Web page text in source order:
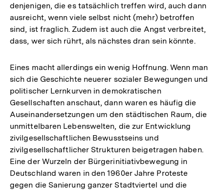
denjenigen, die es tatsächlich treffen wird, auch dann
ausreicht, wenn viele selbst nicht (mehr) betroffen
sind, ist fraglich. Zudem ist auch die Angst verbreitet,
dass, wer sich rührt, als nächstes dran sein könnte.
Eines macht allerdings ein wenig Hoffnung. Wenn man
sich die Geschichte neuerer sozialer Bewegungen und
politischer Lernkurven in demokratischen
Gesellschaften anschaut, dann waren es häufig die
Auseinandersetzungen um den städtischen Raum, die
unmittelbaren Lebenswelten, die zur Entwicklung
zivilgesellschaftlichen Bewusstseins und
zivilgesellschaftlicher Strukturen beigetragen haben.
Eine der Wurzeln der Bürgerinitiativbewegung in
Deutschland waren in den 1960er Jahre Proteste
gegen die Sanierung ganzer Stadtviertel und die